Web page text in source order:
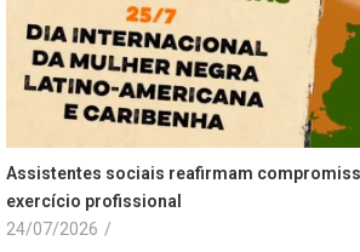
Assistentes sociais reafirmam
exercício profissional
24/07/2026 /